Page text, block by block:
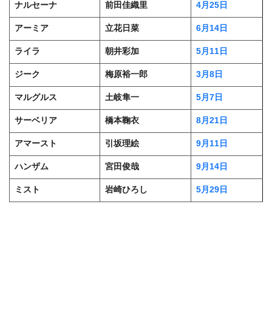
ナルセーナ 前田佳織里 4月25日
アーミア 立花日菜 6月14日
ライラ 朝井彩加 5月11日
ジーク 梅原裕一郎 3月8日
マルグルス 土岐隼一 5月7日
サーベリア 橋本鞠衣 8月21日
アマースト 引坂理絵 9月11日
ハンザム 宮田俊哉 9月14日
ミスト 岩崎ひろし 5月29日